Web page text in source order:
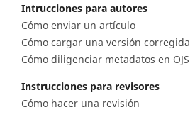
Intrucciones para autores
Cómo enviar un artículo
Cómo cargar una versión corregida
Cómo diligenciar metadatos en OJS
Instrucciones para revisores
Cómo hacer una revisión